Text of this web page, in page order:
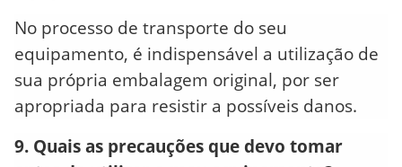
No processo de transporte do seu
equipamento, é indispensável a utilização de
sua própria embalagem original, por ser
apropriada para resistir a possíveis danos.
9. Quais as precauções que devo tomar